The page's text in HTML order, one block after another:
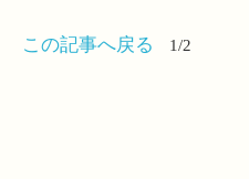
この記事へ戻る 1/2